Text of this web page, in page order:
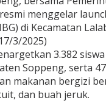
menggelar
di Kecamatan
3/2025)
3.382
Soppeng, serta
makanan bergizi
dan buah jeruk.